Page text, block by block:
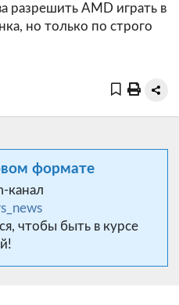
разрешить AMD играть в
но только по строго
формате
канал
чтобы быть в курсе